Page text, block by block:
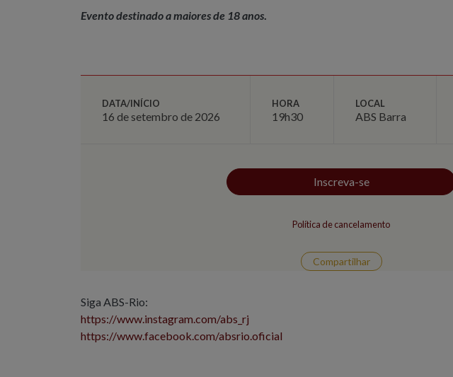
Evento destinado a maiores de 18 anos.
DATA/INÍCIO
16 de setembro de 2026
HORA
19h30
LOCAL
ABS Barra
Inscreva-se
Política de cancelamento
Compartilhar
Siga ABS-Rio:
https://www.instagram.com/abs_rj
https://www.facebook.com/absrio.oficial